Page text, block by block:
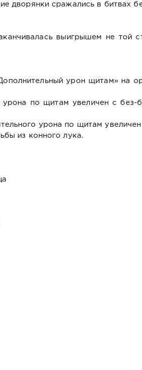
дворянки сражались в битвах
выигрышем не той
урон щитам» на
по щитам увеличен с без-
урона по щитам
из конного лука.